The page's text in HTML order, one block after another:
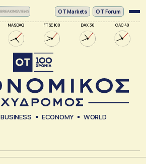
NASDAQ FTSE 100 DAX 30 CAC 40
ΟΤ Markets OT Forum
BUSINESS ECONOMY WORLD